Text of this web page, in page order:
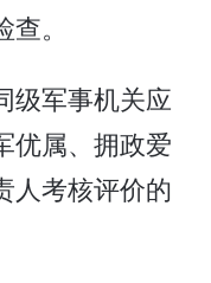
。
级军事机关应
优属、拥政爱
人考核评价的